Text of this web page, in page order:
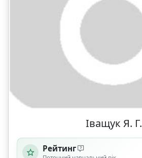
Іващук Я. Г.
Рейтинг